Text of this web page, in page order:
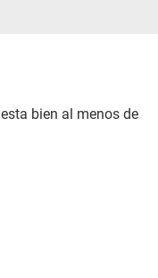
bien al menos de